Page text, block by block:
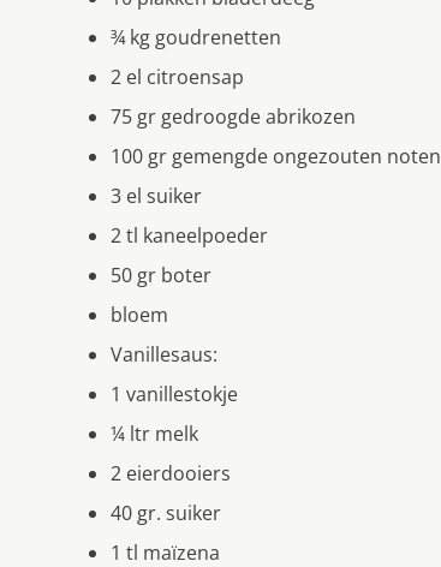
¾ kg goudrenetten
2 el citroensap
75 gr gedroogde abrikozen
100 gr gemengde ongezouten noten
3 el suiker
2 tl kaneelpoeder
50 gr boter
bloem
Vanillesaus:
1 vanillestokje
¼ ltr melk
2 eierdooiers
40 gr. suiker
1 tl maïzena